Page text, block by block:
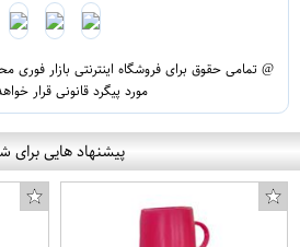
@ تمامی حقوق برای فروشگاه اینترنتی بازار فوری
مورد پیگرد قانونی قرار
پیشنهاد هایی برای